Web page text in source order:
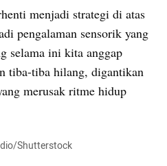
menjadi strategi di atas
pengalaman sensorik yang
selama ini kita anggap
tiba-tiba hilang, digantikan
merusak ritme hidup
Shutterstock